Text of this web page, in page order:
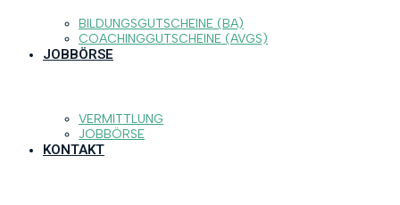
BILDUNGSGUTSCHEINE (BA)
COACHINGGUTSCHEINE (AVGS)
JOBBÖRSE
VERMITTLUNG
JOBBÖRSE
KONTAKT